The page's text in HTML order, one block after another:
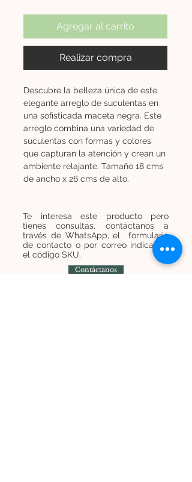
Agregar al carrito
Realizar compra
Descubre la belleza única de este
elegante arreglo de suculentas en
una sofisticada maceta negra. Este
arreglo combina una variedad de
suculentas con formas y colores
que capturan la atención y crean un
ambiente relajante. Tamaño 18 cms
de ancho x 26 cms de alto.
Te interesa este producto pero
tienes consultas, contáctanos a
través de WhatsApp, el formulario
de contacto o por correo indicando
el código SKU.
Contáctanos